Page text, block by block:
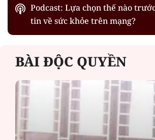
Podcast: Lựa chọn thế nào
tin về sức khỏe trên mạng?
BÀI ĐỘC QUYỀN